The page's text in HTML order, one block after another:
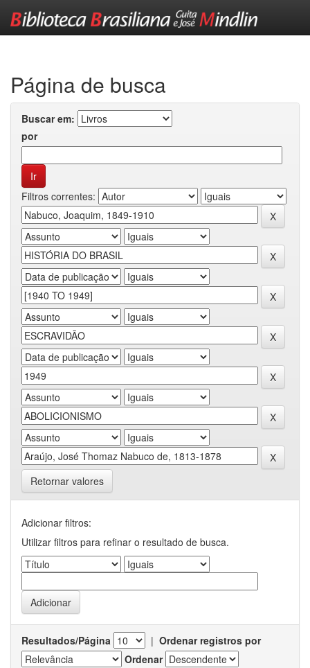
Página de busca
Buscar em:
por
Filtros correntes:
Retornar valores
Adicionar filtros:
Utilizar filtros para refinar o resultado de busca.
Resultados/Página | Ordenar registros por
Ordenar